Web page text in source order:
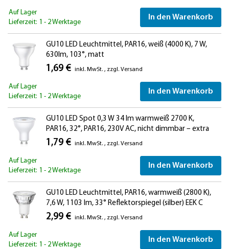
Auf Lager
Lieferzeit: 1 - 2 Werktage
In den Warenkorb
GU10 LED Leuchtmittel, PAR16, weiß (4000 K), 7 W,
630lm, 103°, matt
1,69 € inkl. MwSt. , zzgl. Versand
Auf Lager
Lieferzeit: 1 - 2 Werktage
In den Warenkorb
GU10 LED Spot 0,3 W 34 lm warmweiß 2700 K,
PAR16, 32°, PAR16, 230V AC, nicht dimmbar – extra
lichtschwaches LED Leuchtmittel für Vitrine, Nische,
1,79 € inkl. MwSt. , zzgl. Versand
Auf Lager
Lieferzeit: 1 - 2 Werktage
In den Warenkorb
GU10 LED Leuchtmittel, PAR16, warmweiß (2800 K),
7,6 W, 1103 lm, 33° Reflektorspiegel (silber) EEK C
2,99 € inkl. MwSt. , zzgl. Versand
Auf Lager
Lieferzeit: 1 - 2 Werktage
In den Warenkorb